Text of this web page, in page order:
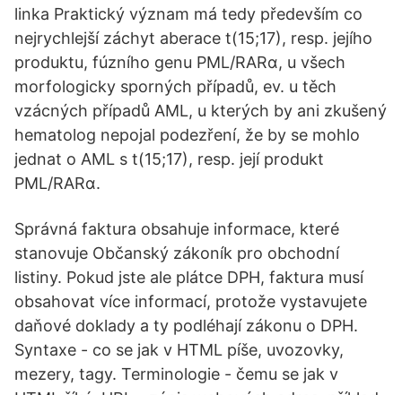
linka Praktický význam má tedy především co
nejrychlejší záchyt aberace t(15;17), resp. jejího
produktu, fúzního genu PML/RARα, u všech
morfologicky sporných případů, ev. u těch
vzácných případů AML, u kterých by ani zkušený
hematolog nepojal podezření, že by se mohlo
jednat o AML s t(15;17), resp. její produkt
PML/RARα.
Správná faktura obsahuje informace, které
stanovuje Občanský zákoník pro obchodní
listiny. Pokud jste ale plátce DPH, faktura musí
obsahovat více informací, protože vystavujete
daňové doklady a ty podléhají zákonu o DPH.
Syntaxe - co se jak v HTML píše, uvozovky,
mezery, tagy. Terminologie - čemu se jak v